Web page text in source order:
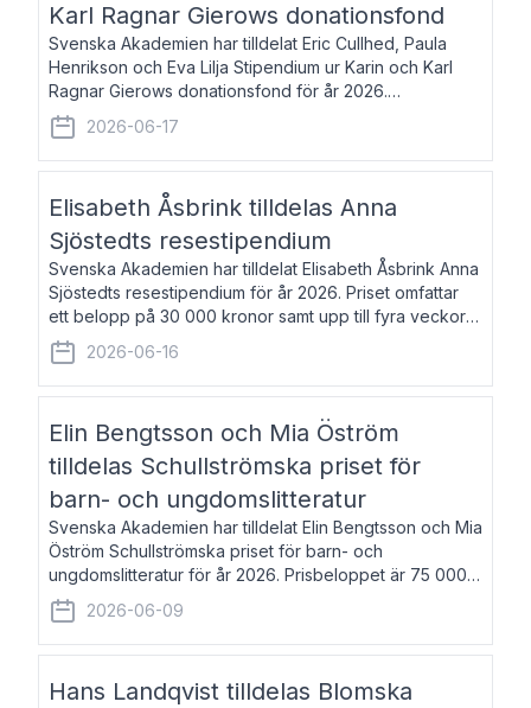
Karl Ragnar Gierows donationsfond
Svenska Akademien har tilldelat Eric Cullhed, Paula
Henrikson och Eva Lilja Stipendium ur Karin och Karl
Ragnar Gierows donationsfond för år 2026.
Stipendiebeloppet är på 70 000 kronor vardera. Eric
Cullhed, född 1985, är professor i grekis
2026-06-17
Elisabeth Åsbrink tilldelas Anna
Sjöstedts resestipendium
Svenska Akademien har tilldelat Elisabeth Åsbrink Anna
Sjöstedts resestipendium för år 2026. Priset omfattar
ett belopp på 30 000 kronor samt upp till fyra veckors
fri vistelse i Akademiens lägenhet i Berlin. Elisabeth
Åsbrink, född 1965 oc
2026-06-16
Elin Bengtsson och Mia Öström
tilldelas Schullströmska priset för
barn- och ungdomslitteratur
Svenska Akademien har tilldelat Elin Bengtsson och Mia
Öström Schullströmska priset för barn- och
ungdomslitteratur för år 2026. Prisbeloppet är 75 000
kronor vardera. Elin Bengtsson, född 1987, är författare
och forskare i genusvetenskap.
2026-06-09
Hans Landqvist tilldelas Blomska